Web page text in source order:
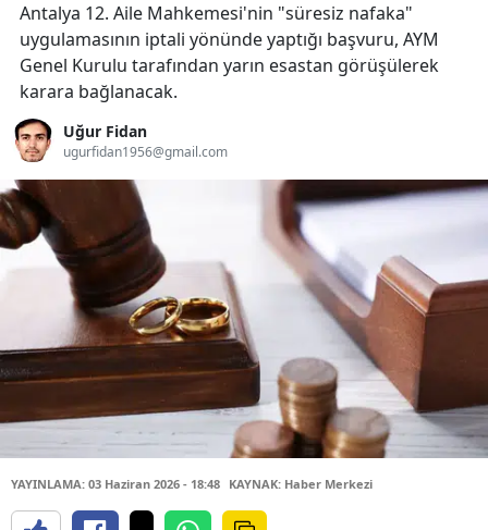
Antalya 12. Aile Mahkemesi'nin "süresiz nafaka"
uygulamasının iptali yönünde yaptığı başvuru, AYM
Genel Kurulu tarafından yarın esastan görüşülerek
karara bağlanacak.
Uğur Fidan
ugurfidan1956@gmail.com
YAYINLAMA: 03 Haziran 2026 - 18:48 KAYNAK: Haber Merkezi